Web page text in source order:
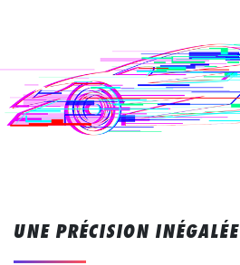
UNE PRÉCISION INÉGALÉE